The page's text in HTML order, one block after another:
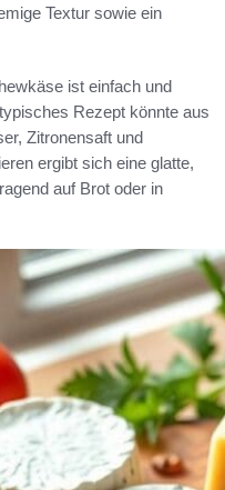
Textur sowie ein
ist einfach und
Rezept könnte aus
Zitronensaft und
ergibt sich eine glatte,
auf Brot oder in